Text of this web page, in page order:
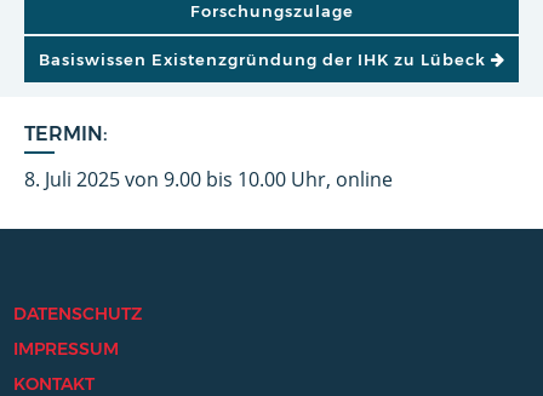
TERMIN:
8. Juli 2025 von 9.00 bis 10.00 Uhr, online
Forschungszulage
Basiswissen Existenzgründung der IHK zu Lübeck
DATENSCHUTZ
IMPRESSUM
KONTAKT